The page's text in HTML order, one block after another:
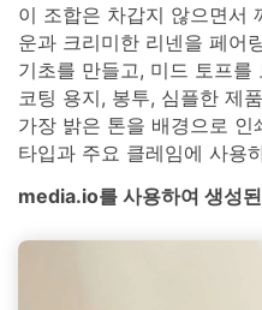
이 조합은 차갑지 않으면서
운과 크리미한 리넨을 페어
기초를 만들고, 미드 토프를
코팅 용지, 봉투, 심플한 제
가장 밝은 톤을 배경으로
타입과 주요 클레임에 사용
media.io를 사용하여 생성